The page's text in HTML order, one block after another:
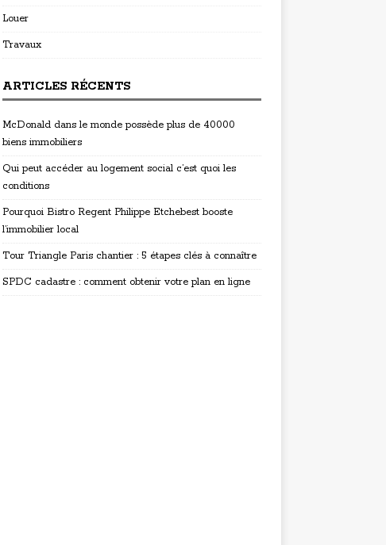
Louer
Travaux
ARTICLES RÉCENTS
McDonald dans le monde possède plus de 40000
biens immobiliers
Qui peut accéder au logement social c’est quoi les
conditions
Pourquoi Bistro Regent Philippe Etchebest booste
l’immobilier local
Tour Triangle Paris chantier : 5 étapes clés à connaître
SPDC cadastre : comment obtenir votre plan en ligne